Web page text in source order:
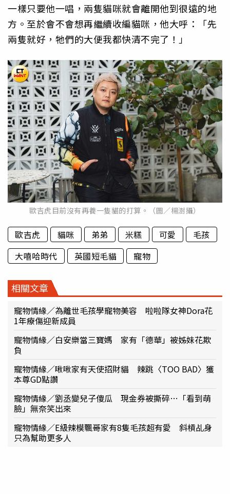
一樣只要他一唱，兩隻貓咪就會離開他到很遠的地
方。至於會不會想再繼續收編貓咪，他大呼：「先
兩隻就好，牠們的大便我都快清不完了！」
歐吉虎目前沒有再養一隻貓的打算。（圖／楊澍攝）
歐吉虎 貓咪 弟弟 米糕 可愛
毛孩
大嘻哈時代
英國短毛貓 寵物
相關文章
寵物情緣／為離世毛孩學寵物美容 啦啦隊女神Dora花
1年療傷迎新成員
寵物情緣／白安樂當三寶媽 家有「德華」被姊妹花欺
負
寵物情緣／啾啾家有天使招財貓 辣跳〈TOO BAD〉獲
本尊GD點讚
寵物情緣／劉丞變兒子傻瓜 現金券被撕碎…「看到萌
臉」無奈笑出來
寵物情緣／E級辣模飄哥家有8隻毛孩超有愛 斜槓乩身
只為幫助更多人